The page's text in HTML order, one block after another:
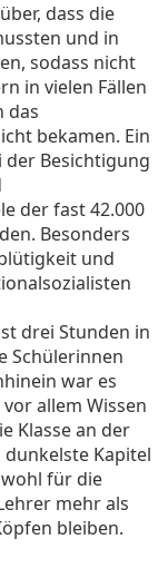
dass die
und in
sodass nicht
in vielen Fällen
das
bekamen. Ein
Besichtigung
der fast 42.000
Besonders
und
drei Stunden in
Schülerinnen
war es
allem Wissen
Klasse an der
dunkelste Kapitel
für die
mehr als
bleiben.